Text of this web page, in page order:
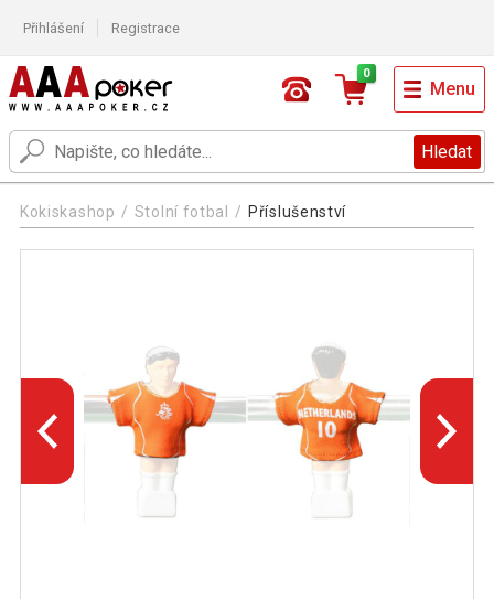
Přihlášení Registrace
Hledat
0
Menu
Kokiskashop Stolní fotbal Příslušenství